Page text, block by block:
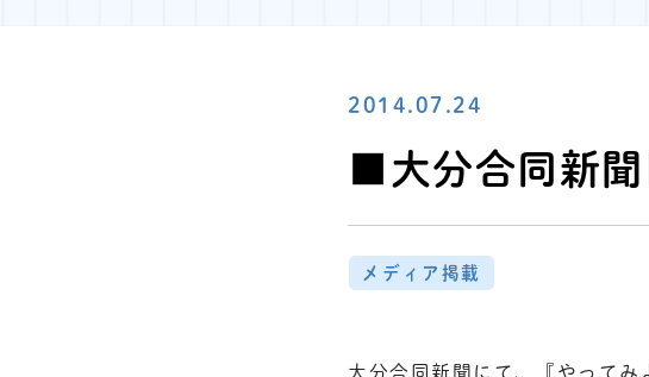
2014.07.24
■大分合同新
メディア掲載
大分合同新聞にて、『やって